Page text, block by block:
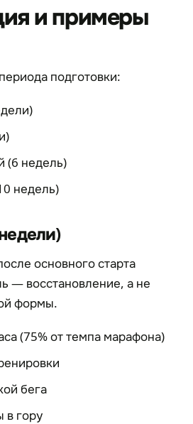
и примеры
подготовки:
(6 недель)
недель)
основного старта
— восстановление, а не
формы.
(75% от темпа марафона)
бега
в гору